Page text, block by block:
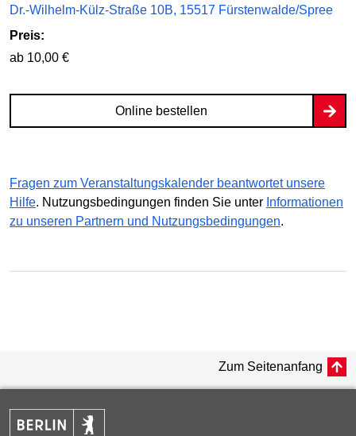
Dr.-Wilhelm-Külz-Straße 10B, 15517 Fürstenwalde/Spree
Preis:
ab 10,00 €
Online bestellen
Fragen zum Veranstaltungskalender beantwortet unsere
Hilfe. Nutzungsbedingungen finden Sie unter Informationen
zu unseren Partnern und Nutzungsbedingungen.
Zum Seitenanfang